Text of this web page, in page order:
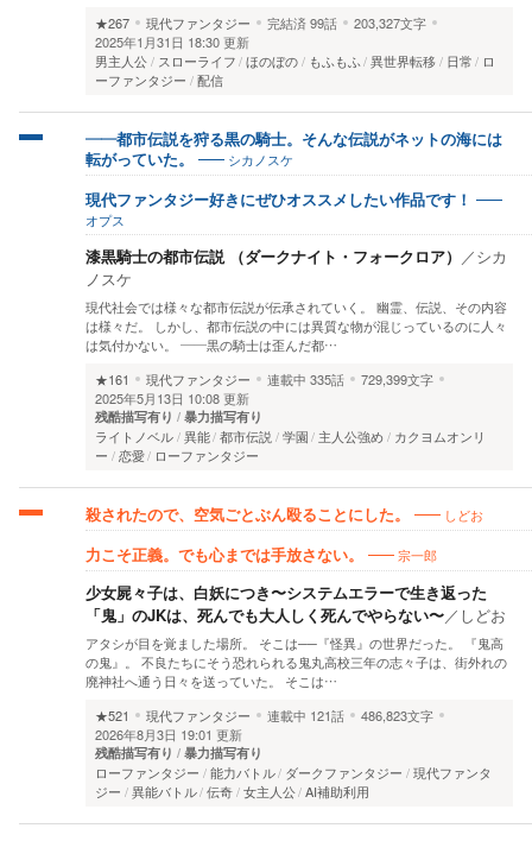
★267
現代ファンタジー 完結済99話
203,327文字
2025年1月31日 18:30 更新
男主人公
スローライフ ほのぼの もふもふ 異世界転移 日常
ロ
ーファンタジー
配信
――都市伝説を狩る黒の騎士。そんな伝説がネットの海には
転がっていた。
シカノスケ
現代ファンタジー好きにぜひオススメしたい作品です！
オプス
漆黒騎士の都市伝説 （ダークナイト・フォークロア） ／シカ
ノスケ
現代社会では様々な都市伝説が伝承されていく。 幽霊、伝説、その内容
は様々だ。 しかし、都市伝説の中には異質な物が混じっているのに人々
は気付かない。 ――黒の騎士は歪んだ都…
★161
現代ファンタジー 連載中 335話
729,399文字
2025年5月13日 10:08 更新
残酷描写有り 暴力描写有り
ライトノベル 異能 都市伝説 学園 主人公強め
カクヨムオンリ
ー
恋愛 ローファンタジー
殺されたので、空気ごとぶん殴ることにした。 しどお
力こそ正義。でも心までは手放さない。 宗一郎
少女屍々子は、白妖につき〜システムエラーで生き返った
「鬼」のJKは、死んでも大人しく死んでやらない〜／ しどお
アタシが目を覚ました場所。 そこは──『怪異』の世界だった。 『鬼高
の鬼』。 不良たちにそう恐れられる鬼丸高校三年の志々子は、街外れの
廃神社へ通う日々を送っていた。 そこは…
★521
現代ファンタジー 連載中 121話
486,823文字
2026年8月3日 19:01 更新
残酷描写有り 暴力描写有り
ローファンタジー 能力バトル ダークファンタジー
現代ファンタ
ジー
異能バトル 伝奇 女主人公 AI補助利用